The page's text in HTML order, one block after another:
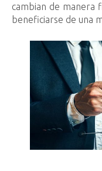
cambian de manera
beneficiarse de una